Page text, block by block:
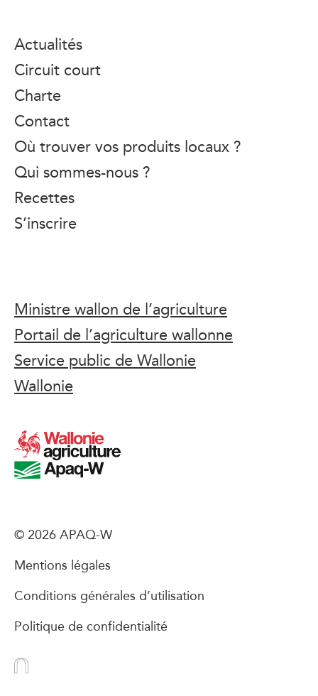
Actualités
Circuit court
Charte
Contact
Où trouver vos produits locaux ?
Qui sommes-nous ?
Recettes
S’inscrire
Ministre wallon de l’agriculture
Portail de l’agriculture wallonne
Service public de Wallonie
Wallonie
© 2026 APAQ-W
Mentions légales
Conditions générales d’utilisation
Politique de confidentialité